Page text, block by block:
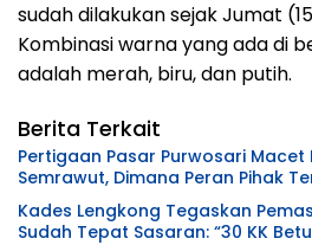
sudah dilakukan sejak Jumat
Kombinasi warna yang ada di
adalah merah, biru, dan putih.
Berita Terkait
Pertigaan Pasar Purwosari Macet
Semrawut, Dimana Peran Pihak
Kades Lengkong Tegaskan
Sudah Tepat Sasaran: “30 KK